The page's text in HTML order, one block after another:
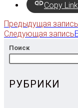
Copy Link
Еще
статьи
Предыдущая запись
Следующая запись
Поиск
РУБРИКИ